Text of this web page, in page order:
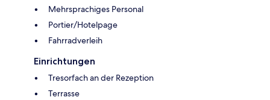
Mehrsprachiges Personal
Portier/Hotelpage
Fahrradverleih
Einrichtungen
Tresorfach an der Rezeption
Terrasse